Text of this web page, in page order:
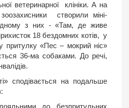
ветеринарної клініки. А на
створили міні-
з них - «Там, де живе
18 бездомних котів, у
притулку «Пес – мокрий ніс»
36-ма собаками. До речі,
сподівається на подальше